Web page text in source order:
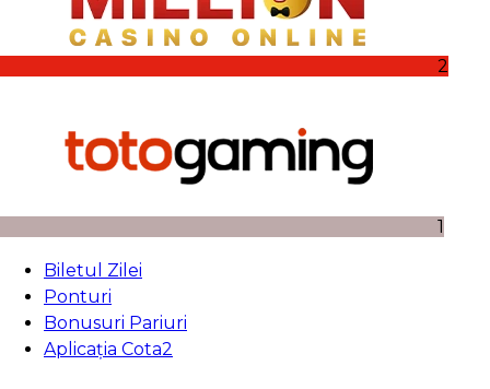
2
1
Biletul Zilei
Ponturi
Bonusuri Pariuri
Aplicația Cota2